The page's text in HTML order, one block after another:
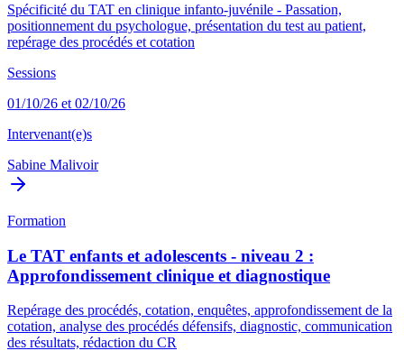
Spécificité du TAT en clinique infanto-juvénile - Passation,
positionnement du psychologue, présentation du test au patient,
repérage des procédés et cotation
Sessions
01/10/26 et 02/10/26
Intervenant(e)s
Sabine Malivoir
Formation
Le TAT enfants et adolescents - niveau 2 :
Approfondissement clinique et diagnostique
Repérage des procédés, cotation, enquêtes, approfondissement de la
cotation, analyse des procédés défensifs, diagnostic, communication
des résultats, rédaction du CR